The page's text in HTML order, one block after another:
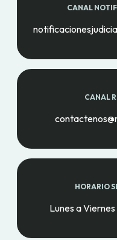
CANAL
CANAL
HORARIO
Lunes a